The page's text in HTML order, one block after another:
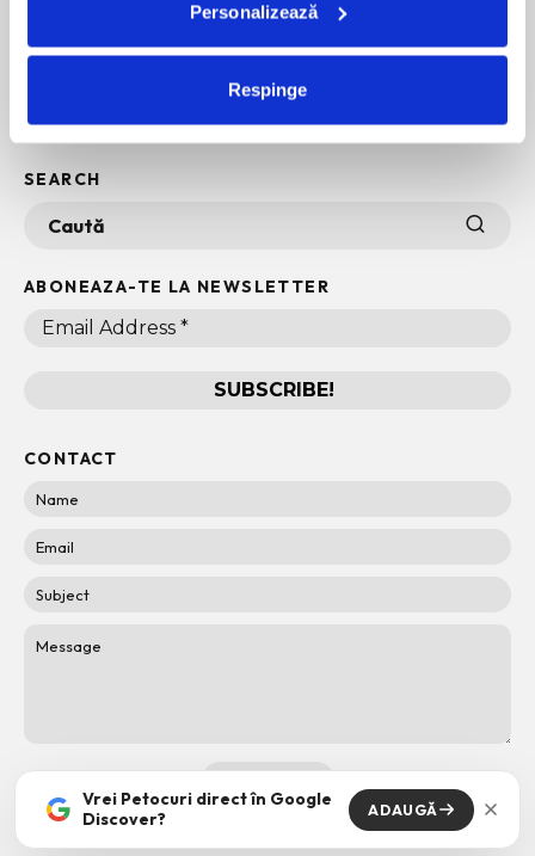
Personalizează
Respinge
SEARCH
ABONEAZA-TE LA NEWSLETTER
CONTACT
Vrei Petocuri direct în Google
Discover?
ADAUGĂ